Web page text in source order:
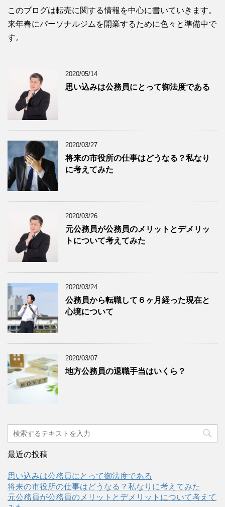
このブログは転売に関する情報を中心に書いていきます。
来年春にパーソナルジムを開業するために色々と準備中で
す。
2020/05/14
思い込みは公務員にとって御法度である
2020/03/27
将来の市役所の仕事はどうなる？私なり
に考えてみた
2020/03/26
元公務員が公務員のメリットとデメリッ
トについて考えてみた
2020/03/24
公務員から転職して６ヶ月経った現在と
心境について
2020/03/07
地方公務員の退職手当はいくら？
最近の投稿
思い込みは公務員にとって御法度である
将来の市役所の仕事はどうなる？私なりに考えてみた
元公務員が公務員のメリットとデメリットについて考えて